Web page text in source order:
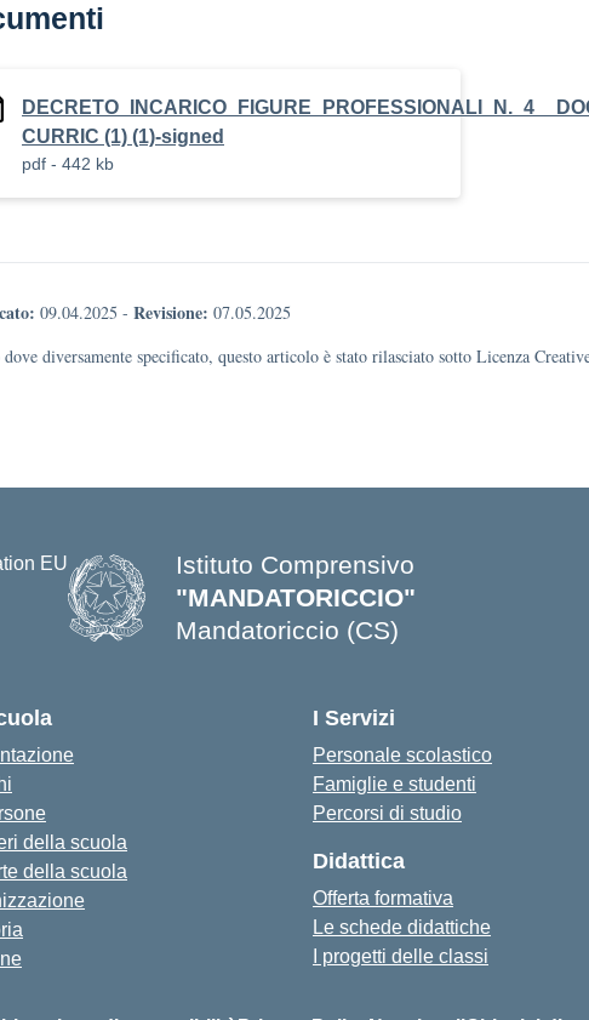
CURRIC (1) (1)-signed
pdf - 442 kb
09.04.2025 - Revisione: 07.05.2025
dove diversamente specificato, questo articolo è stato rilasciato sotto Licenza
Istituto Comprensivo
"MANDATORICCIO"
Mandatoriccio (CS)
della scuola
della scuola
I Servizi
Personale scolastico
Famiglie e studenti
Percorsi di studio
Didattica
Offerta formativa
Le schede didattiche
I progetti delle classi